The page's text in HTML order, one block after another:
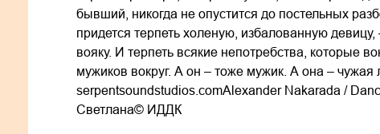
бывший, никогда не опустится до постельных
придется терпеть холеную, избалованную
вояку. И терпеть всякие непотребства, которые
мужиков вокруг. А он – тоже мужик. А она – чужая
serpentsoundstudios.comAlexander Nakarada /
Светлана© ИДДК